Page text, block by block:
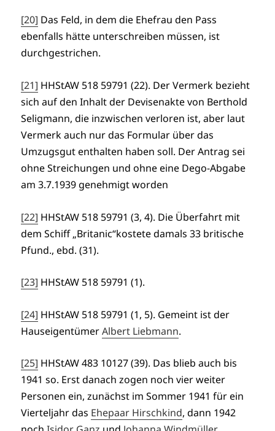
[20] Das Feld, in dem die Ehefrau den Pass
ebenfalls hätte unterschreiben müssen, ist
durchgestrichen.
[21] HHStAW 518 59791 (22). Der Vermerk bezieht
sich auf den Inhalt der Devisenakte von Berthold
Seligmann, die inzwischen verloren ist, aber laut
Vermerk auch nur das Formular über das
Umzugsgut enthalten haben soll. Der Antrag sei
ohne Streichungen und ohne eine Dego-Abgabe
am 3.7.1939 genehmigt worden
[22] HHStAW 518 59791 (3, 4). Die Überfahrt mit
dem Schiff „Britanic“kostete damals 33 britische
Pfund., ebd. (31).
[23] HHStAW 518 59791 (1).
[24] HHStAW 518 59791 (1, 5). Gemeint ist der
HauseigentümerAlbert Liebmann.
[25] HHStAW 483 10127 (39). Das blieb auch bis
1941 so. Erst danach zogen noch vier weiter
Personen ein, zunächst im Sommer 1941 für ein
Vierteljahr das Ehepaar Hirschkind, dann 1942